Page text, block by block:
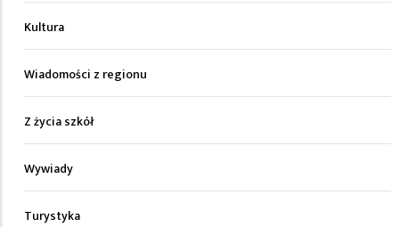
Kultura
Wiadomości z regionu
Z życia szkół
Wywiady
Turystyka